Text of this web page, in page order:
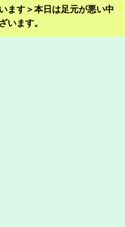
ます＞本日は足元が悪い中
います。